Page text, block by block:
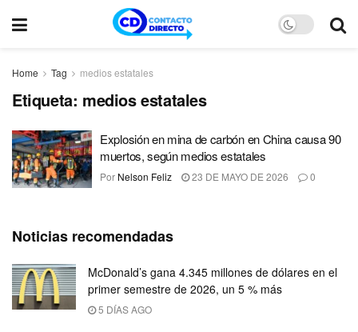
Home Tag medios estatales
Etiqueta: medios estatales
Explosión en mina de carbón en China causa 90
muertos, según medios estatales
Por Nelson Feliz 23 DE MAYO DE 2026 0
Noticias recomendadas
McDonald’s gana 4.345 millones de dólares en el
primer semestre de 2026, un 5 % más
5 DÍAS AGO